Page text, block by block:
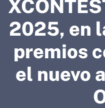
2025, en
premios
el nuevo